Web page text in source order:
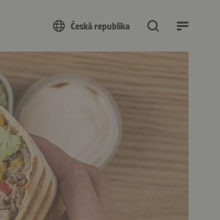
Česká republika